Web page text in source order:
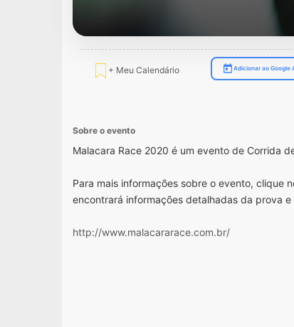
+ Meu Calendário Adicionar ao Google
Sobre o evento
Malacara Race 2020 é um evento de Corrida
Para mais informações sobre o evento, clique
encontrará informações detalhadas da prova
http://www.malacararace.com.br/